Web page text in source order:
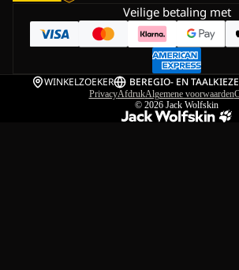
Veilige betaling met
WINKELZOEKER BEREGIO- EN
PrivacyAfdrukAlgemene voorwaarden
© 2026 Jack Wolfskin